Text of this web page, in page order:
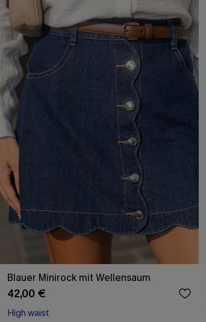
Blauer Minirock mit Wellen­saum
42,00 €
High waist